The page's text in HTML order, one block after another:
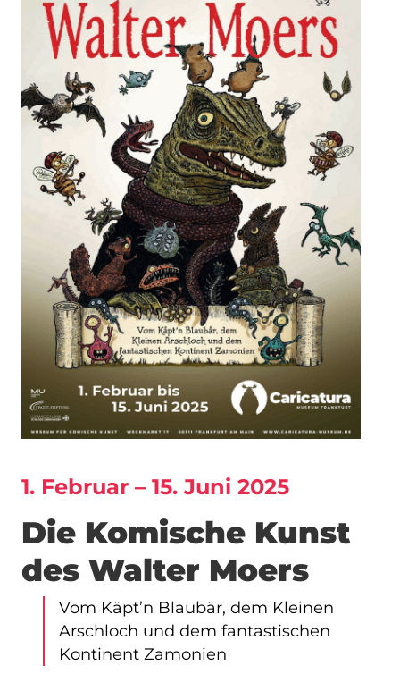
1. Februar – 15. Juni 2025
Die Komische Kunst
des Walter Moers
Vom Käpt’n Blaubär, dem Kleinen
Arschloch und dem fantastischen
Kontinent Zamonien